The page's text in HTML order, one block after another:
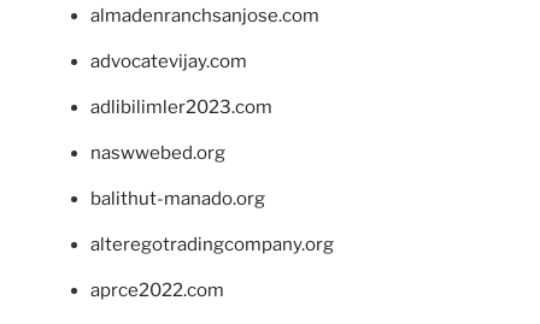
almadenranchsanjose.com
advocatevijay.com
adlibilimler2023.com
naswwebed.org
balithut-manado.org
alteregotradingcompany.org
aprce2022.com